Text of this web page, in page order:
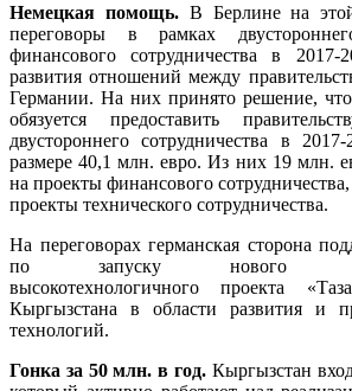
Немецкая помощь.В Берлине на этой
переговоры в рамках
финансового сотрудничества в
развития отношений между
Германии. На них принято решение,
обязуется предоставить
двустороннего сотрудничества в
размере 40,1 млн. евро. Из них 19 млн.
на проекты финансового
проекты технического сотрудничества.
На переговорах германская сторона
по запуску нового
высокотехнологичного проекта
Кыргызстана в области развития и
технологий.
Гонка за 50 млн. в год. Кыргызстан